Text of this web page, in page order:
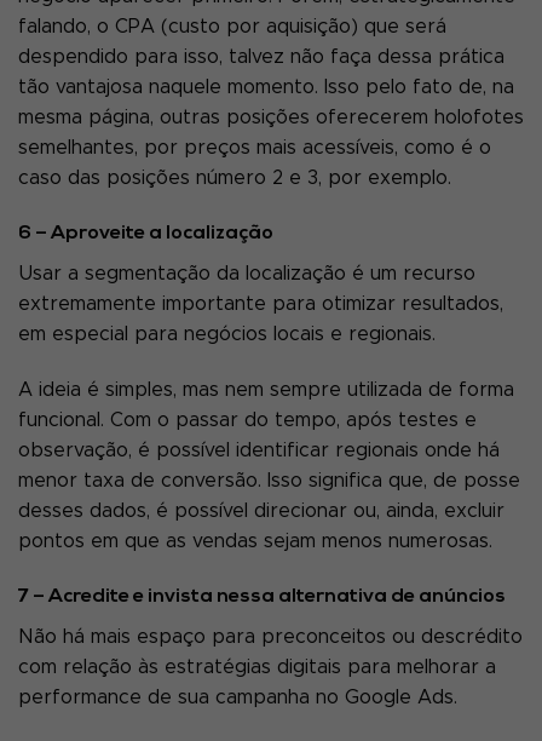
falando, o CPA (custo por aquisição) que será
despendido para isso, talvez não faça dessa prática
tão vantajosa naquele momento. Isso pelo fato de, na
mesma página, outras posições oferecerem holofotes
semelhantes, por preços mais acessíveis, como é o
caso das posições número 2 e 3, por exemplo.
6 – Aproveite a localização
Usar a segmentação da localização é um recurso
extremamente importante para otimizar resultados,
em especial para negócios locais e regionais.
A ideia é simples, mas nem sempre utilizada de forma
funcional. Com o passar do tempo, após testes e
observação, é possível identificar regionais onde há
menor taxa de conversão. Isso significa que, de posse
desses dados, é possível direcionar ou, ainda, excluir
pontos em que as vendas sejam menos numerosas.
7 – Acredite e invista nessa alternativa de anúncios
Não há mais espaço para preconceitos ou descrédito
com relação às estratégias digitais para melhorar a
performance de sua campanha no Google Ads.